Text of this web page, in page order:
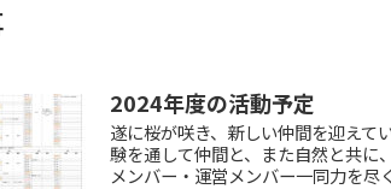
2024年度の活動予定
遂に桜が咲き、新しい仲間を迎えて
験を通して仲間と、また自然と共
メンバー・運営メンバー一同力を尽